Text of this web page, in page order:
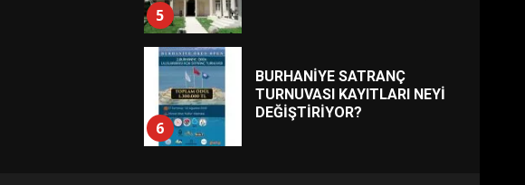
5
6
BURHANİYE SATRANÇ
TURNUVASI KAYITLARI NEYİ
DEĞİŞTİRİYOR?